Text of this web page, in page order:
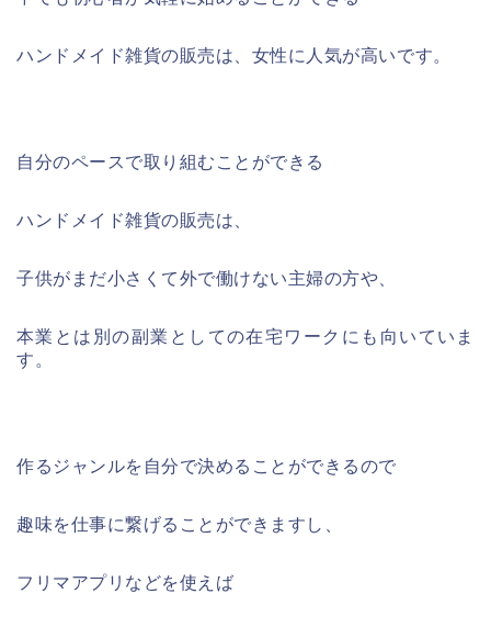
ハンドメイド雑貨の販売は、女性に人気が高いです。
自分のペースで取り組むことができる
ハンドメイド雑貨の販売は、
子供がまだ小さくて外で働けない主婦の方や、
本業とは別の副業としての在宅ワークにも向いていま
す。
作るジャンルを自分で決めることができるので
趣味を仕事に繋げることができますし、
フリマアプリなどを使えば